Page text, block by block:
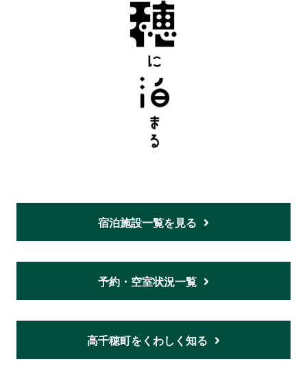
宿泊施設一覧を見る
予約・空室状況一覧
高千穂町をくわしく知る